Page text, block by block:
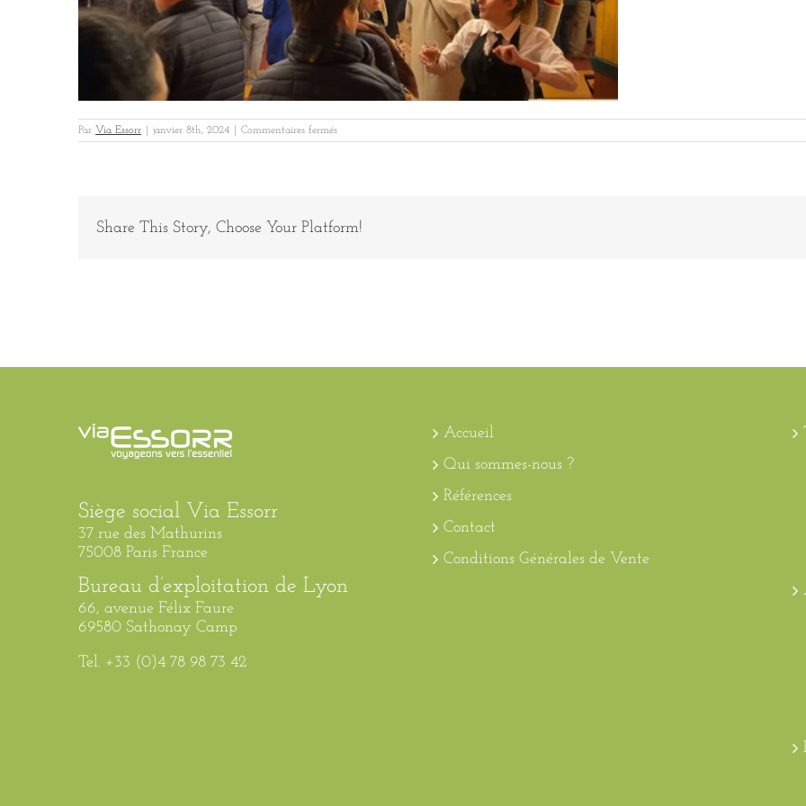
Par Via Essorr janvier 8th, 2024 Commentaires ferméssur
Uxello
Share This Story, Choose Your Platform!
Siège social Via Essorr
37 rue des Mathurins
75008 Paris France
Bureau d’exploitation de Lyon
66, avenue Félix Faure
69580 Sathonay Camp
Tel. +33 (0)4 78 98 73 42
Accueil
Qui sommes-nous ?
Références
Contact
Conditions Générales de Vente